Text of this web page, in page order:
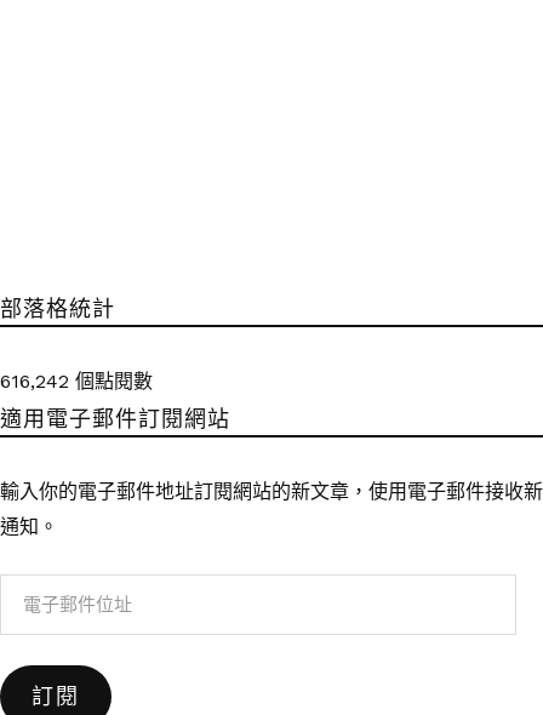
部落格統計
616,242 個點閱數
適用電子郵件訂閱網站
輸入你的電子郵件地址訂閱網站的新文章，使用電子郵件接收新
通知。
件
訂閱